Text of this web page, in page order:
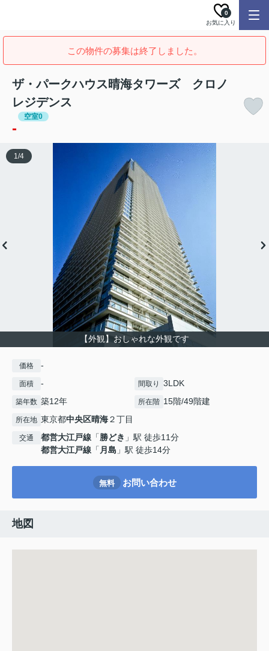
お気に入り
0
この物件の募集は終了しました。
ザ・パークハウス晴海タワーズ クロノ
レジデンス
空室0
-
【外観】おしゃれな外観です
1/4
価格 -
面積 - 間取り 3LDK
築年数 築12年 所在階 15階/49階建
所在地 東京都中央区晴海２丁目
交通 都営大江戸線 「勝どき 」駅 徒歩11分
都営大江戸線 「 月島 」駅 徒歩14分
無料 お問い合わせ
地図